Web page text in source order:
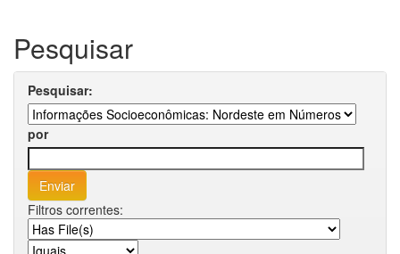
Pesquisar
Pesquisar:
por
Filtros correntes: